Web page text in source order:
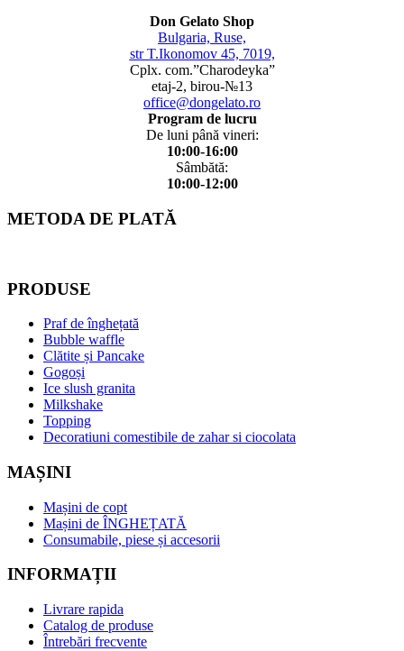
Don Gelato Shop
Bulgaria, Ruse,
str T.Ikonomov 45, 7019,
Cplx. com.”Charodeyka”
etaj-2, birou-№13
office@dongelato.ro
Program de lucru
De luni până vineri:
10:00-16:00
Sâmbătă:
10:00-12:00
METODA DE PLATĂ
PRODUSE
Praf de înghețată
Bubble waffle
Clătite și Pancake
Gogoși
Ice slush granita
Milkshake
Topping
Decoratiuni comestibile de zahar si ciocolata
MAȘINI
Mașini de copt
Mașini de ÎNGHEȚATĂ
Consumabile, piese și accesorii
INFORMAȚII
Livrare rapida
Catalog de produse
Întrebări frecvente